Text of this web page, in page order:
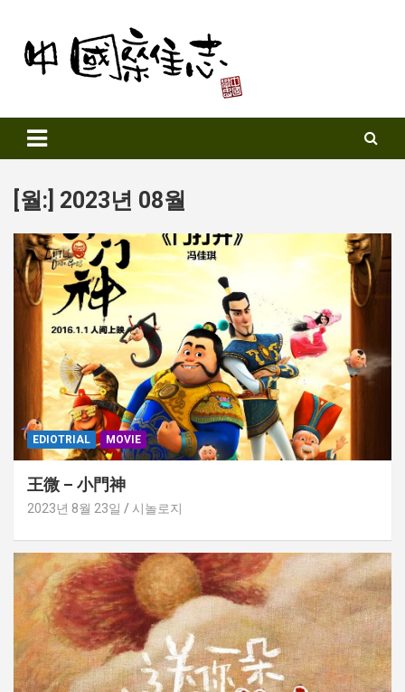
content
Sinozine
[월:] 2023년 08월
EDIOTRIAL MOVIE
王微 – 小門神
2023년 8월 23일 시놀로지